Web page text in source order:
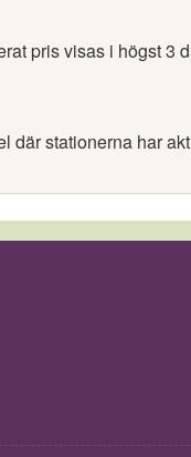
pris visas i högst 3
där stationerna har